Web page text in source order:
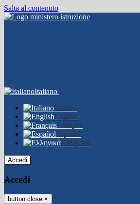
Salta al contenuto
Italiano
Italiano
English
Français
Español
Ελληνικά
Accedi
Accedi
button close ×